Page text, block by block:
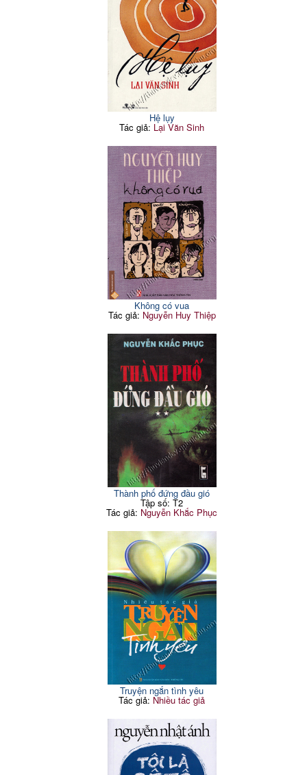
Hệ lụy
Tác giả: Lại Văn Sinh
Không có vua
Tác giả: Nguyễn Huy Thiệp
Thành phố đứng đầu gió
Tập số: T2
Tác giả: Nguyễn Khắc Phục
Truyện ngắn tình yêu
Tác giả: Nhiều tác giả